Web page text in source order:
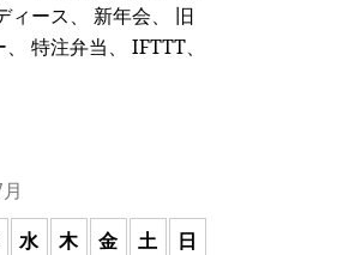
ィース、 新年会、 旧
、 特注弁当、 IFTTT、
水 木 金 土
日